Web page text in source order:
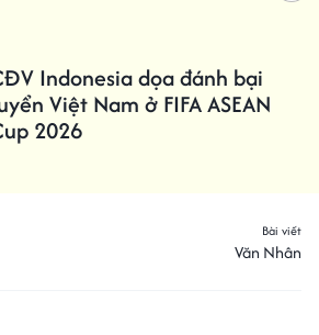
Indonesia dọa đánh bại
Việt Nam ở FIFA ASEAN
2026
Bài viết
Văn Nhân